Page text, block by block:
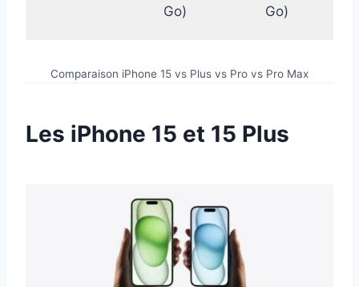
Go)
Go)
Comparaison iPhone 15 vs Plus vs Pro vs Pro Max
Les iPhone 15 et 15 Plus